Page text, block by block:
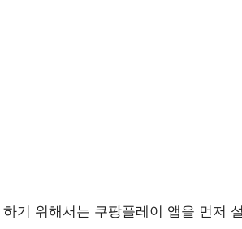
기 위해서는 쿠팡플레이 앱을 먼저